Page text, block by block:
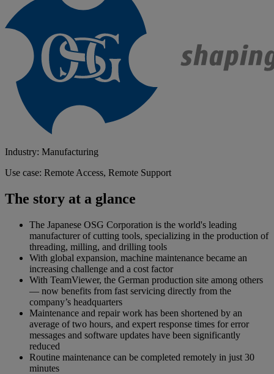
Industry: Manufacturing
Use case: Remote Access, Remote Support
The story at a glance
The Japanese OSG Corporation is the world's leading
manufacturer of cutting tools, specializing in the production of
threading, milling, and drilling tools
With global expansion, machine maintenance became an
increasing challenge and a cost factor
With TeamViewer, the German production site among others
— now benefits from fast servicing directly from the
company’s headquarters
Maintenance and repair work has been shortened by an
average of two hours, and expert response times for error
messages and software updates have been significantly
reduced
Routine maintenance can be completed remotely in just 30
minutes